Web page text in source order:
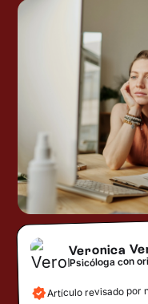
Veronica
Psicóloga con
Artículo revisado por